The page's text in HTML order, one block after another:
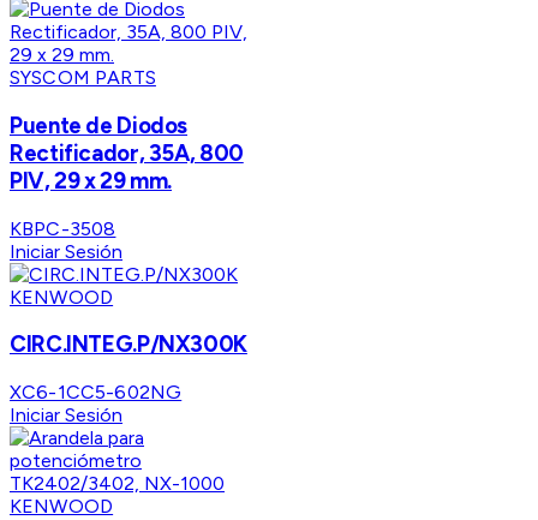
SYSCOM PARTS
Puente de Diodos
Rectificador, 35A, 800
PIV, 29 x 29 mm.
KBPC-3508
Iniciar Sesión
KENWOOD
CIRC.INTEG.P/NX300K
XC6-1CC5-602NG
Iniciar Sesión
KENWOOD